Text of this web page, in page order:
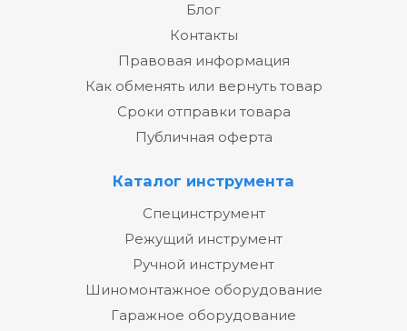
Блог
Контакты
Правовая информация
Как обменять или вернуть товар
Сроки отправки товара
Публичная оферта
Каталог инструмента
Специнструмент
Режущий инструмент
Ручной инструмент
Шиномонтажное оборудование
Гаражное оборудование